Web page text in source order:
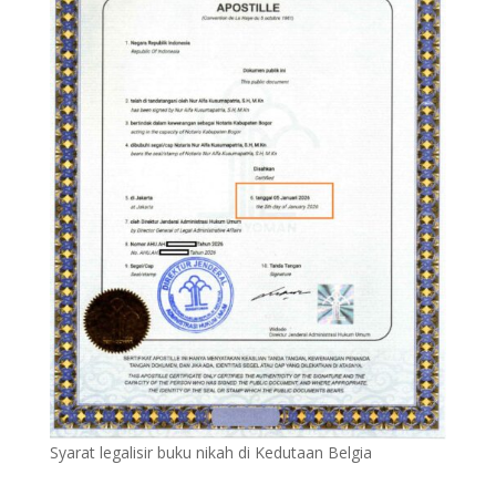
Syarat legalisir buku nikah di Kedutaan Belgia